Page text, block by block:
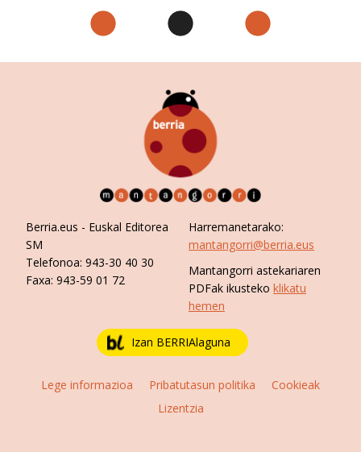
Berria.eus - Euskal Editorea
SM
Telefonoa: 943-30 40 30
Faxa: 943-59 01 72
Harremanetarako:
mantangorri@berria.eus
Mantangorri astekariaren
PDFak ikusteko klikatu
hemen
Izan BERRIAlaguna
Lege informazioa Pribatutasun politika
Cookieak
Lizentzia